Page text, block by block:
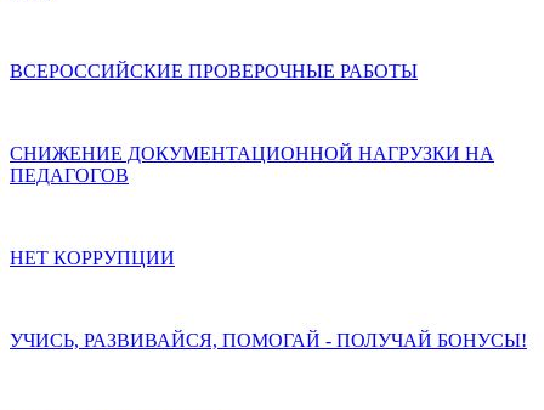
ВСЕРОССИЙСКИЕ ПРОВЕРОЧНЫЕ РАБОТЫ
СНИЖЕНИЕ ДОКУМЕНТАЦИОННОЙ НАГРУЗКИ НА
ПЕДАГОГОВ
НЕТ КОРРУПЦИИ
УЧИСЬ, РАЗВИВАЙСЯ, ПОМОГАЙ - ПОЛУЧАЙ БОНУСЫ!